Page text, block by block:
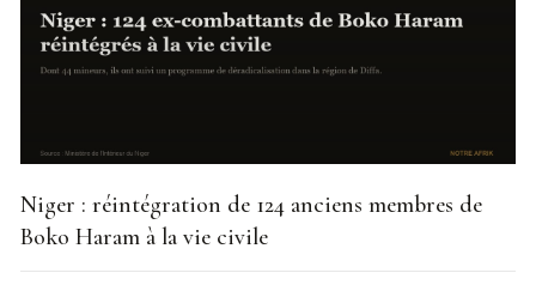
Niger : réintégration de 124 anciens membres de
Boko Haram à la vie civile